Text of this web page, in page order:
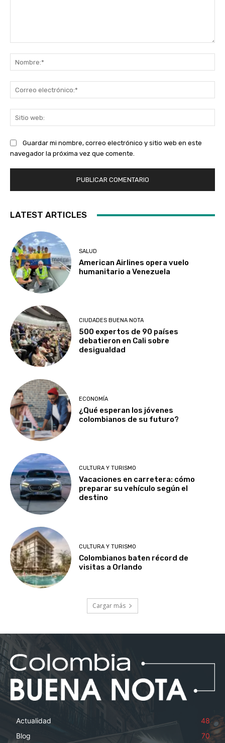
Guardar mi nombre, correo electrónico y sitio web en este
navegador la próxima vez que comente.
LATEST ARTICLES
SALUD
American Airlines opera vuelo
humanitario a Venezuela
CIUDADES BUENA NOTA
500 expertos de 90 países
debatieron en Cali sobre
desigualdad
ECONOMÍA
¿Qué esperan los jóvenes
colombianos de su futuro?
CULTURA Y TURISMO
Vacaciones en carretera: cómo
preparar su vehículo según el
destino
CULTURA Y TURISMO
Colombianos baten récord de
visitas a Orlando
Cargar más
Actualidad
48
Blog
70